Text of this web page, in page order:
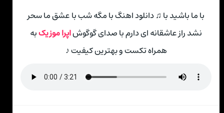
با ما باشید با ♫ دانلود اهنگ با مگه شب با عشق ما سحر
نشد راز عاشقانه ای دارم با صدای گوگوشاپرا موزیکبه
همراه تکست و بهترین کیفیت ♪